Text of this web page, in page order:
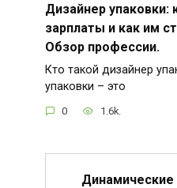
Дизайнер упаковки:
зарплаты и как им
Обзор профессии.
Кто такой дизайнер
упаковки – это
0 1.6k.